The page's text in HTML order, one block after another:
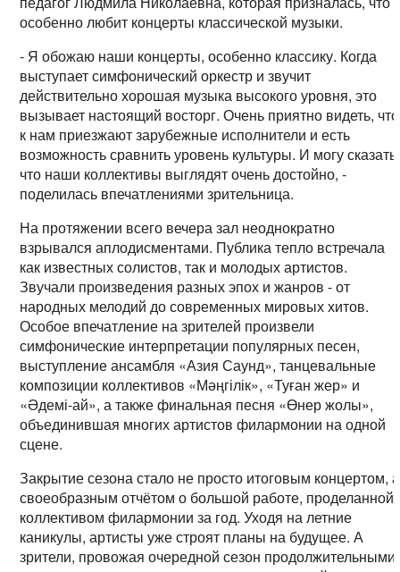
особенно любит концерты классической музыки.
- Я обожаю наши концерты, особенно классику. Когда
выступает симфонический оркестр и звучит
действительно хорошая музыка высокого уровня, это
вызывает настоящий восторг. Очень приятно видеть, что
к нам приезжают зарубежные исполнители и есть
возможность сравнить уровень культуры. И могу сказать,
что наши коллективы выглядят очень достойно, -
поделилась впечатлениями зрительница.
На протяжении всего вечера зал неоднократно
взрывался аплодисментами. Публика тепло встречала
как известных солистов, так и молодых артистов.
Звучали произведения разных эпох и жанров - от
народных мелодий до современных мировых хитов.
Особое впечатление на зрителей произвели
симфонические интерпретации популярных песен,
выступление ансамбля «Азия Саунд», танцевальные
композиции коллективов «Мәңгілік», «Туған жер» и
«Әдемі-ай», а также финальная песня «Өнер жолы»,
объединившая многих артистов филармонии на одной
сцене.
Закрытие сезона стало не просто итоговым концертом, а
своеобразным отчётом о большой работе, проделанной
коллективом филармонии за год. Уходя на летние
каникулы, артисты уже строят планы на будущее. А
зрители, провожая очередной сезон продолжительными